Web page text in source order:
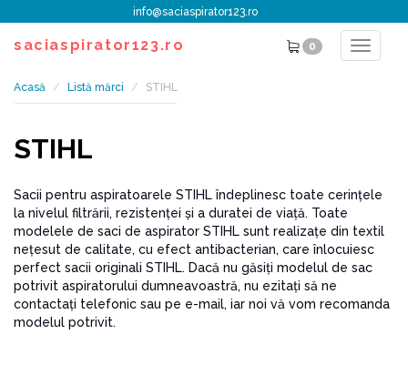
info@saciaspirator123.ro
saciaspirator123.ro 0
Toggle
Acasă Listă mărci STIHL
STIHL
Sacii pentru aspiratoarele STIHL îndeplinesc toate cerinţele
la nivelul filtrării, rezistenţei şi a duratei de viaţă. Toate
modelele de saci de aspirator STIHL sunt realizaţe din textil
neţesut de calitate, cu efect antibacterian, care înlocuiesc
perfect sacii originali STIHL. Dacă nu găsiţi modelul de sac
potrivit aspiratorului dumneavoastră, nu ezitaţi să ne
contactaţi telefonic sau pe e-mail, iar noi vă vom recomanda
modelul potrivit.